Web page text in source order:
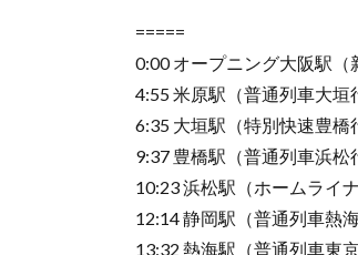
=====
0:00 オープニング大阪駅（
4:55 米原駅（普通列車大垣
6:35 大垣駅（特別快速豊橋
9:37 豊橋駅（普通列車浜松
10:23 浜松駅（ホームライ
12:14 静岡駅（普通列車熱海
13:32 熱海駅（普通列車東京